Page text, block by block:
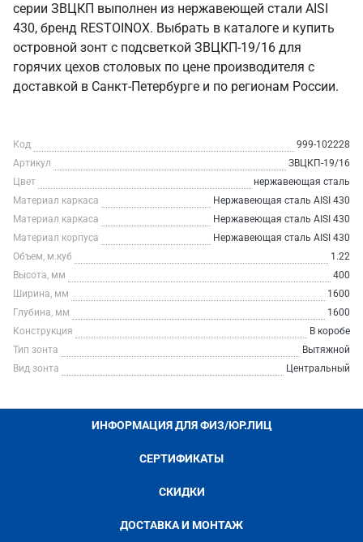
серии ЗВЦКП выполнен из нержавеющей стали AISI
430, бренд RESTOINOX. Выбрать в каталоге и купить
островной зонт с подсветкой ЗВЦКП-19/16 для
горячих цехов столовых по цене производителя с
доставкой в Санкт‑Петербурге и по регионам России.
Код
999-102228
Артикул
ЗВЦКП-19/16
Цвет
нержавеющая сталь
Материал каркаса
Нержавеющая сталь AISI 430
Материал каркаса
Нержавеющая сталь AISI 430
Материал корпуса
Нержавеющая сталь AISI 430
Объем, м.куб
1.22
Высота, мм
400
Ширина, мм
1600
Глубина, мм
1600
Конструкция
В коробе
Тип зонта
Вытяжной
Вид зонта
Центральный
ИНФОРМАЦИЯ ДЛЯ ФИЗ/ЮР.ЛИЦ
СЕРТИФИКАТЫ
СКИДКИ
ДОСТАВКА И МОНТАЖ